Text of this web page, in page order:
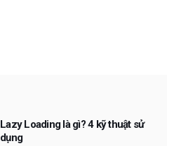
Lazy Loading là gì? 4 kỹ thuật sử
dụng